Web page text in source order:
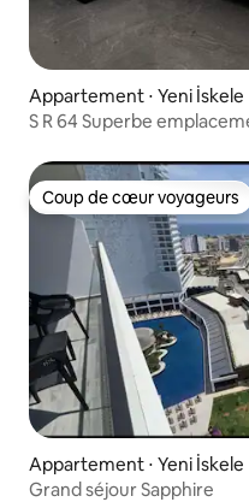
Appartement ⋅ Yeni İskele
S R 64 Superbe
Coup de cœur voyageurs
Coup de cœur voyageurs
Appartement ⋅ Yeni İskele
Grand séjour Sapphire